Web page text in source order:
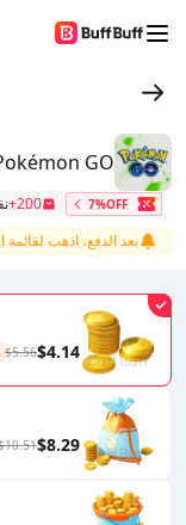
GO
7%OFF
200+
بعد الدفع، اذهب
$4.14
$5.56
$8.29